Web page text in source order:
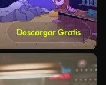
Descargar Gratis